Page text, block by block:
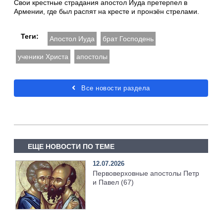
Свои крестные страдания апостол Иуда претерпел в
Армении, где был распят на кресте и пронзён стрелами.
Теги: Апостол Иуда брат Господень
ученики Христа апостолы
Все новости раздела
ЕЩЕ НОВОСТИ ПО ТЕМЕ
12.07.2026
Первоверховные апостолы Петр
и Павел (67)